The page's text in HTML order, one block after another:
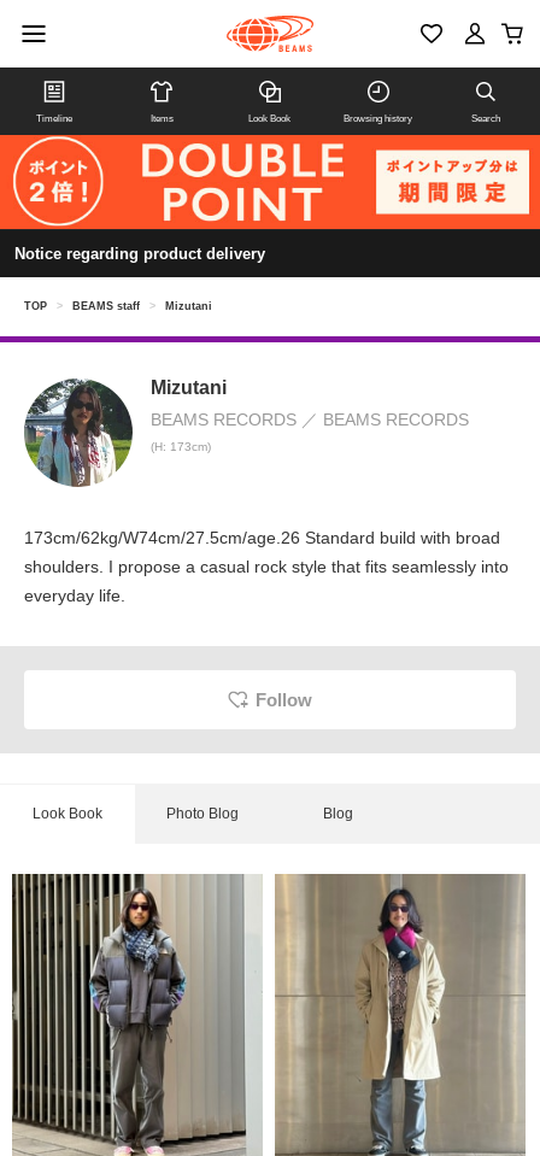
Timeline Items Look Book Browsing history Search
Notice regarding product delivery
TOP > BEAMS staff > Mizutani
Mizutani
BEAMS RECORDS BEAMS RECORDS
(H: 173cm)
173cm/62kg/W74cm/27.5cm/age.26 Standard build with broad
shoulders. I propose a casual rock style that fits seamlessly into
everyday life.
Follow
Look Book Photo Blog Blog